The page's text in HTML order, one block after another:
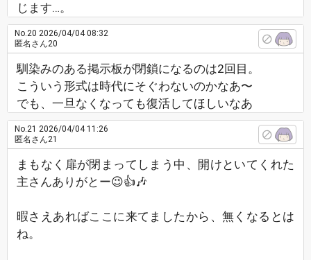
じます…。
No.20 2026/04/04 08:32
匿名さん20
馴染みのある掲示板が閉鎖になるのは2回目。
こういう形式は時代にそぐわないのかなあ〜
でも、一旦なくなっても復活してほしいなあ
No.21 2026/04/04 11:26
匿名さん21
まもなく扉が閉まってしまう中、開けといてくれた
主さんありがとー😉👍️🎶
暇さえあればここに来てましたから、無くなるとは
ね。